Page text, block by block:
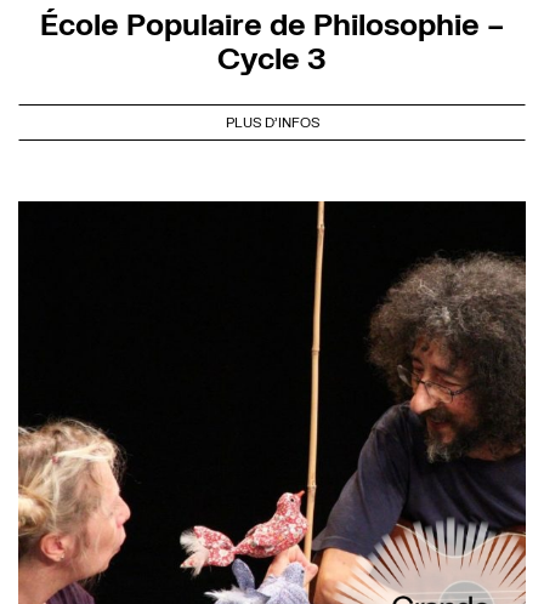
École Populaire de Philosophie –
Cycle 3
PLUS D'INFOS